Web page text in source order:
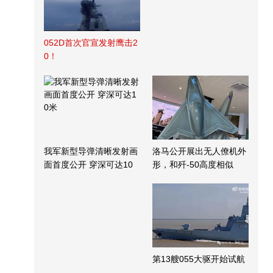
052D首次官宣发射鹰击2
0！
我军新型导弹清晰发射画
面首度公开 穿深可达10
洛马公开展出无人僚机外
形，和歼-50高度相似
第13艘055大驱开始试航